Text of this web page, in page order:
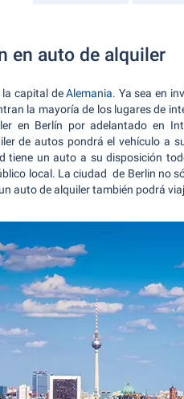
en auto de alquiler
la capital deAlemania. Ya sea en
la mayoría de los lugares de
en Berlín por adelantado en
de autos pondrá el vehículo a
tiene un auto a su disposición
local. La ciudad de Berlin no
auto de alquiler también podrá